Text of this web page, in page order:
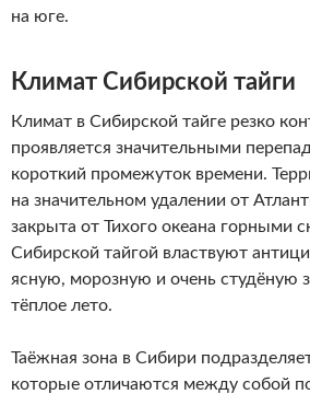
на юге.
Климат Сибирской тайги
Климат в Сибирской тайге резко
проявляется значительными
короткий промежуток времени.
на значительном удалении от
закрыта от Тихого океана горными
Сибирской тайгой властвуют
ясную, морозную и очень студёную
тёплое лето.
Таёжная зона в Сибири
которые отличаются между собой